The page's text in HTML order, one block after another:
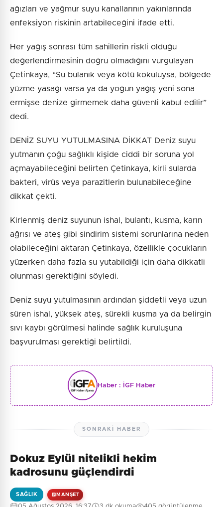
ağızları ve yağmur suyu kanallarının yakınlarında
enfeksiyon riskinin artabileceğini ifade etti.
Her yağış sonrası tüm sahillerin riskli olduğu
değerlendirmesinin doğru olmadığını vurgulayan
Çetinkaya, “Su bulanık veya kötü kokuluysa, bölgede
yüzme yasağı varsa ya da yoğun yağış yeni sona
ermişse denize girmemek daha güvenli kabul edilir”
dedi.
DENİZ SUYU YUTULMASINA DİKKAT Deniz suyu
yutmanın çoğu sağlıklı kişide ciddi bir soruna yol
açmayabileceğini belirten Çetinkaya, kirli sularda
bakteri, virüs veya parazitlerin bulunabileceğine
dikkat çekti.
Kirlenmiş deniz suyunun ishal, bulantı, kusma, karın
ağrısı ve ateş gibi sindirim sistemi sorunlarına neden
olabileceğini aktaran Çetinkaya, özellikle çocukların
yüzerken daha fazla su yutabildiği için daha dikkatli
olunması gerektiğini söyledi.
Deniz suyu yutulmasının ardından şiddetli veya uzun
süren ishal, yüksek ateş, sürekli kusma ya da belirgin
sıvı kaybı görülmesi halinde sağlık kuruluşuna
başvurulması gerektiği belirtildi.
Haber : İGF Haber
SONRAKI HABER
Dokuz Eylül nitelikli hekim
kadrosunu güçlendirdi
SAĞLIK MANŞET